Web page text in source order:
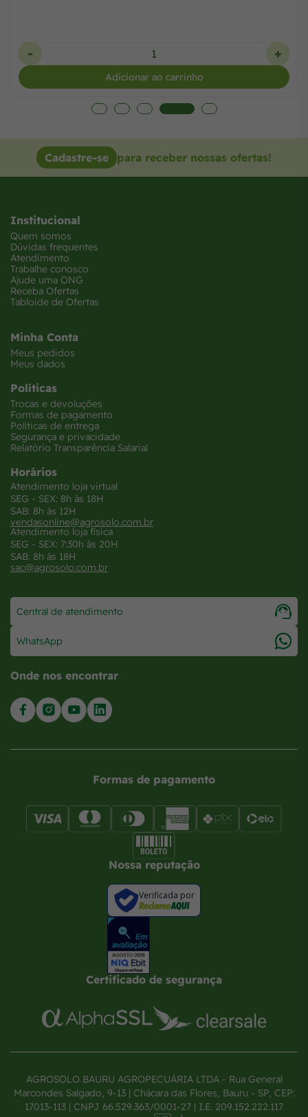
Adicionar ao carrinho
Cadastre-se para receber nossas ofertas!
Institucional
Quem somos
Dúvidas frequentes
Atendimento
Trabalhe conosco
Ajude uma ONG
Receba Ofertas
Tabloide de Ofertas
Minha Conta
Meus pedidos
Meus dados
Políticas
Trocas e devoluções
Formas de pagamento
Políticas de entrega
Segurança e privacidade
Relatório Transparência Salarial
Horários
Atendimento loja virtual
SEG - SEX: 8h às 18H
SAB: 8h às 12H
vendasonline@agrosolo.com.br
Atendimento loja física
SEG - SEX: 7:30h às 20H
SAB: 8h às 18H
sac@agrosolo.com.br
Central de atendimento
WhatsApp
Onde nos encontrar
Formas de pagamento
Nossa reputação
Verificada por
Certificado de segurança
AGROSOLO BAURU AGROPECUÁRIA LTDA - Rua General
Marcondes Salgado, 9-13 | Chácara das Flores, Bauru - SP, CEP:
17013-113 | CNPJ 66.529.363/0001-27 | I.E. 209.152.222.117